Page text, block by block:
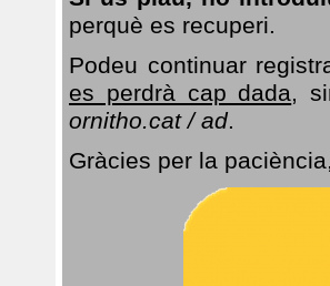
perquè es recuperi.
Podeu continuar
es perdrà cap dada,
ornitho.cat / ad.
Gràcies per la